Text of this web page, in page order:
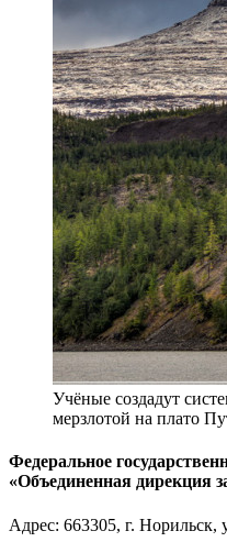
Учёные создадут
мерзлотой на плато
Федеральное
«Объединенная дирекция
Адрес: 663305, г. Норильск,